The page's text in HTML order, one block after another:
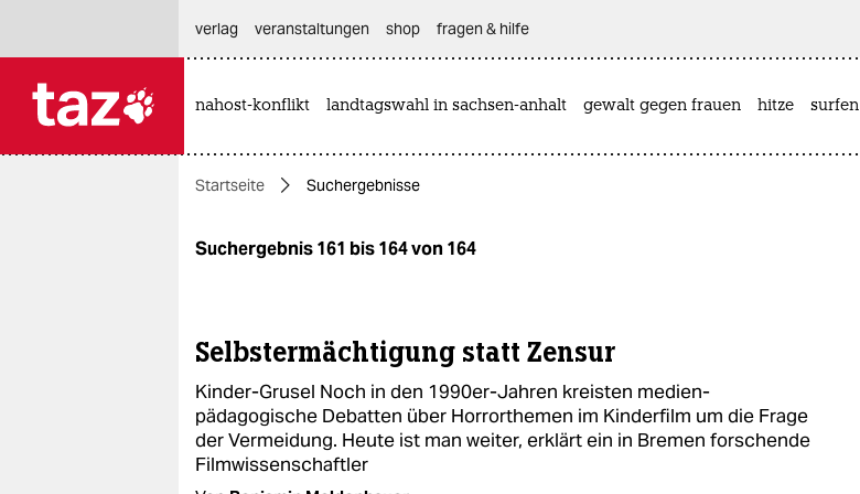
themen
politik
gesellschaft
kultur
sport
verlag
veranstaltungen shop fragen & hilfe
nahost-konflikt landtagswahl in sachsen-anhalt gewalt gegen frauen hitze surfen
Startseite Suchergebnisse
Suchergebnis 161 bis 164 von 164
Selbstermächtigung statt Zensur
Kinder-Grusel Noch in den 1990er-Jahren kreisten medien-
pädagogische Debatten über Horrorthemen im Kinderfilm um die Frage
der Vermeidung. Heute ist man weiter, erklärt ein in Bremen forschende
Filmwissenschaftler